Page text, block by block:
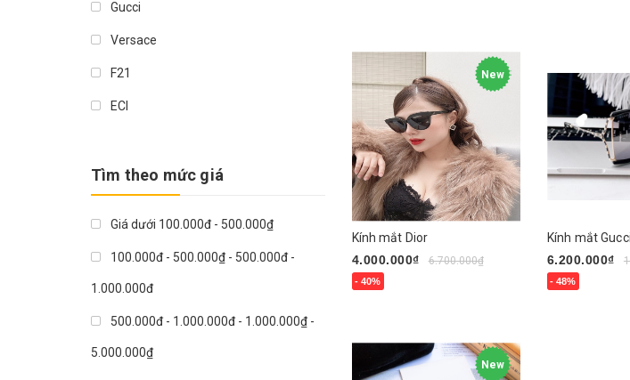
New
Kính mắt Dior
4.000.000₫
6.700.000₫
- 40%
Kính mắt Gucci
6.200.000₫
- 48%
New
Gucci
Versace
F21
ECI
Zara
Tìm theo mức giá
Giá dưới 100.000đ - 500.000₫
100.000đ - 500.000₫ - 500.000đ -
1.000.000đ
500.000đ - 1.000.000đ - 1.000.000₫ -
5.000.000₫